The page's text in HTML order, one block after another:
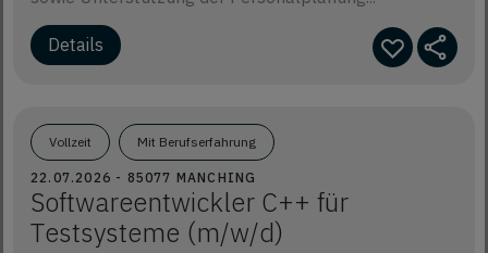
Vollzeit Mit Berufserfahrung
22.07.2026 - 85077 MANCHING
Softwareentwickler C++ für
Testsysteme (m/w/d)